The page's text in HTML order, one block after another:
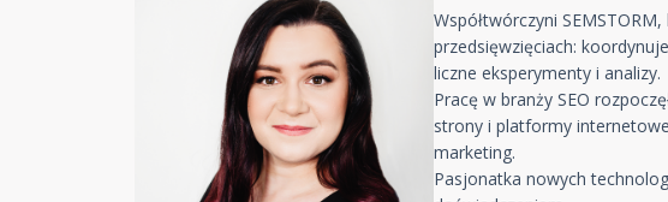
Współtwórczyni
przedsięwzięciach:
liczne eksperymenty i analizy.
Pracę w branży SEO
strony i platformy
marketing.
Pasjonatka nowych